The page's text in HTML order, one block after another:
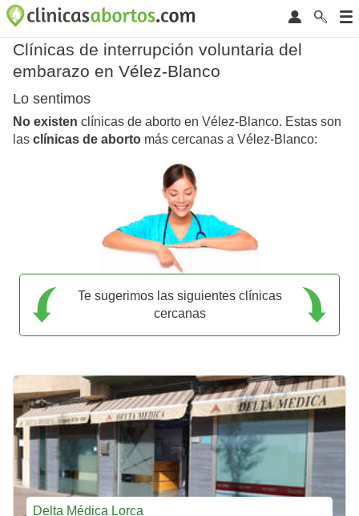
Clínicas de interrupción voluntaria del
embarazo en Vélez-Blanco
Lo sentimos
No existen clínicas de aborto en Vélez-Blanco. Estas son
las clínicas de aborto más cercanas a Vélez-Blanco:
Te sugerimos las siguientes clínicas
cercanas
Delta Médica Lorca